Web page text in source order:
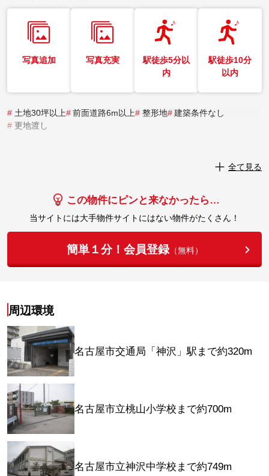
写真追加 写真充実
駅徒歩5分以
内
駅徒歩10分
以内
# 土地30坪以上# 前面道路6m以上# 整形地# 建築条件なし
# 更地渡し
全て見る
この物件にピンと来なかったら…
当サイトには大手物件サイトにはない物件がたくさん！
簡単１分！会員登録（無料）
周辺環境
名古屋市交通局「神沢」駅まで約320m
名古屋市立桃山小学校まで約700m
名古屋市立神沢中学校まで約749m